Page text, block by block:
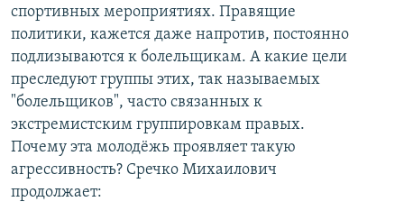
спортивных мероприятиях. Правящие
политики, кажется даже напротив, постоянно
подлизываются к болельщикам. А какие цели
преследуют группы этих, так называемых
"болельщиков", часто связанных к
экстремистским группировкам правых.
Почему эта молодёжь проявляет такую
агрессивность? Сречко Михаилович
продолжает: